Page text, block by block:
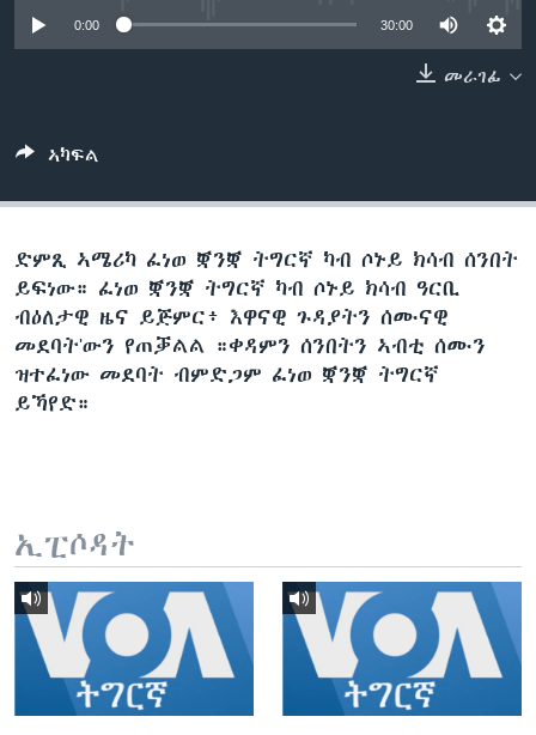
ቂሔ ጽልሚ
ቋንቋታት
0:00 30:00
መራገፊ
ኣካፍል
ድምጺ ኣሜሪካ ፈነወ ቛንቛ ትግርኛ ካብ ሶኑይ ክሳብ ሰንበት
ይፍነው። ፈነወ ቛንቛ ትግርኛ ካብ ሶኑይ ክሳብ ዓርቢ
ብዕለታዊ ዜና ይጅምር፥ እዋናዊ ጉዳያትን ሰሙናዊ
መደባት'ውን የጠቓልል ።ቀዳምን ሰንበትን ኣብቲ ሰሙን
ዝተፈነው መደባት ብምድጋም ፈነወ ቛንቛ ትግርኛ
ይኻየድ።
ኢፒሶዳት